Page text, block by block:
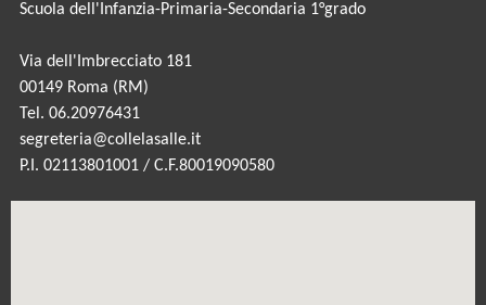
Scuola dell'Infanzia-Primaria-Secondaria 1°grado
Via dell'Imbrecciato 181
00149 Roma (RM)
Tel. 06.20976431
segreteria@collelasalle.it
P.I. 02113801001 / C.F.80019090580